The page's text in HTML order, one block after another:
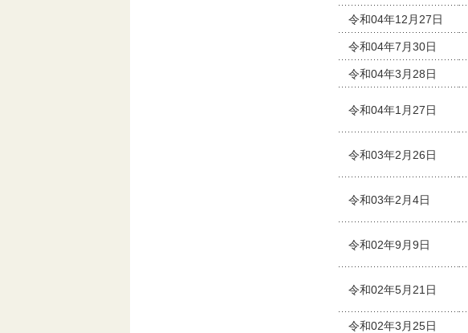
令和04年12月27日
令和04年7月30日
令和04年3月28日
令和04年1月27日
令和03年2月26日
令和03年2月4日
令和02年9月9日
令和02年5月21日
令和02年3月25日